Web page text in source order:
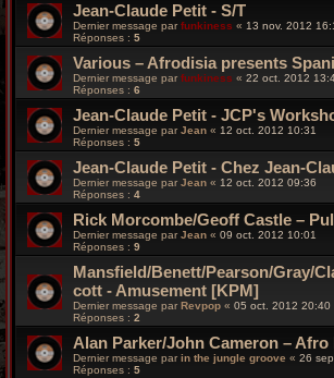
Jean-Claude Petit - S/T
Dernier message parfunkiness « 13 nov. 2012
Réponses : 5
Various – Afrodisia presents
Dernier message par funkiness « 22 oct. 2012
Réponses : 6
Jean-Claude Petit - JCP's
Dernier message parJean « 12 oct. 2012 10:31
Réponses : 5
Jean-Claude Petit - Chez Jean-
Dernier message par Jean « 12 oct. 2012 09:36
Réponses : 4
Rick Morcombe/Geoff Castle –
Dernier message parJean « 09 oct. 2012 10:01
Réponses : 9
Mansfield/Benett/Pearson/Gray/
cott - Amusement [KPM]
Dernier message par Revpop « 05 oct. 2012 20:40
Réponses : 2
Alan Parker/John Cameron –
Dernier message parin the jungle groove « 26
Réponses : 5